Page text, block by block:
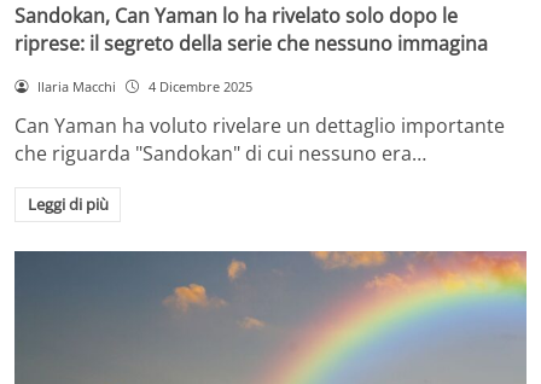
Sandokan, Can Yaman lo ha rivelato solo dopo le
riprese: il segreto della serie che nessuno immagina
Ilaria Macchi 4 Dicembre 2025
Can Yaman ha voluto rivelare un dettaglio importante
che riguarda "Sandokan" di cui nessuno era…
Leggi di più